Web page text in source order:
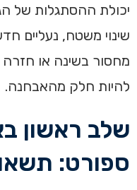
יכולת ההסתגלות של
שינוי משטח, נעליים
מחסור בשינה או
להיות חלק מהאבחנה.
שלב ראשון
ספורט: